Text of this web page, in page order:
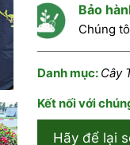
Bảo
Chúng
Danh mục: Cây
Kết nối với
Hãy để lại